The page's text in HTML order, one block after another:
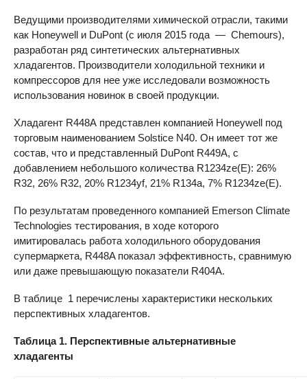
Ведущими производителями химической отрасли, такими
как Honeywell и DuPont (с июля 2015 года — Chemours),
разработан ряд синтетических альтернативных
хладагентов. Производители холодильной техники и
компрессоров для нее уже исследовали возможность
использования новинок в своей продукции.
Хладагент R448А представлен компанией Honeywell под
торговым наименованием Solstice N40. Он имеет тот же
состав, что и представленный DuPont R449А, с
добавлением небольшого количества R1234ze(E): 26%
R32, 26% R32, 20% R1234yf, 21% R134a, 7% R1234ze(E).
По результатам проведенного компанией Emerson Climate
Technologies тестирования, в ходе которого
имитировалась работа холодильного оборудования
супермаркета, R448A показал эффективность, сравнимую
или даже превышающую показатели R404A.
В таблице 1 перечислены характеристики нескольких
перспективных хладагентов.
Таблица 1. Перспективные альтернативные
хладагенты